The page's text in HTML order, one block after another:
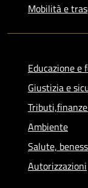
Mobilità e
Educazione e
Giustizia e
Ambiente
Salute,
Autorizzazioni